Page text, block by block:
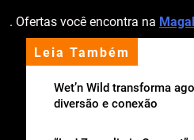
Leia Também
Wet’n Wild transforma
diversão e conexão
. Ofertas você encontra na
apoio